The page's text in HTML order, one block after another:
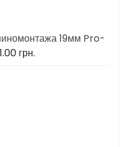
19мм Pro-
грн.